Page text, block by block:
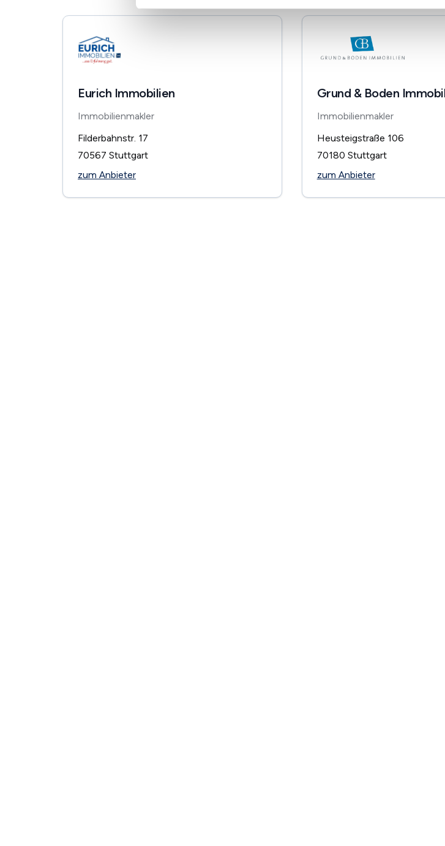
Eurich Immobilien
Immobilienmakler
Filderbahnstr. 17
70567 Stuttgart
zum Anbieter
Grund & Boden
Immobilienmakler
Heusteigstraße 106
70180 Stuttgart
zum Anbieter